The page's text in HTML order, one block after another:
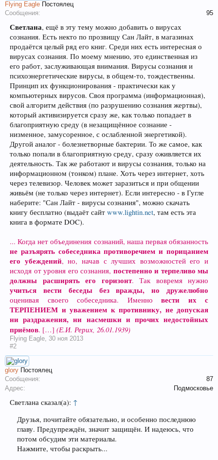
Flying Eagle Постоялец
Сообщения:
95
Светлана, ещё в эту тему можно добавить о вирусах
сознания. Есть некто по прозвищу Сан Лайт, в магазинах
продаётся целый ряд его книг. Среди них есть интересная о
вирусах сознания. По моему мнению, это единственная из
его работ, заслуживающая внимания. Вирусы сознания и
психоэнергетические вирусы, в общем-то, тождественны.
Принцип их функционирования - практически как у
компьютерных вирусов. Своя программа (информационная),
свой алгоритм действия (по разрушению сознания жертвы),
который активизируется сразу же, как только попадает в
благоприятную среду (в незащищённое сознание -
низменное, замусоренное, с ослабленной энергетикой).
Другой аналог - болезнетворные бактерии. То же самое, как
только попали в благоприятную среду, сразу оживляется их
деятельность. Так же работают и вирусы сознания, только на
информационном (тонком) плане. Хоть через интернет, хоть
через телевизор. Человек может заразиться и при общении
живьём (не только через интернет). Если интересно - в Гугле
наберите: "Сан Лайт - вирусы сознания", можно скачать
книгу бесплатно (выдаёт сайт www.lightin.net, там есть эта
книга в формате DOC).
... Когда нет объединения сознаний, наша первая обязанность
не разъярять собеседника противоречием и порицанием
его убеждений, но, начав с лучших возможностей его и
исходя от уровня его сознания, постепенно и терпеливо мы
должны расширять его горизонт. Так вовремя нужно
учиться вести беседы без вражды, но дружелюбно
оценивая своего собеседника. Именно вести их с
ТЕРПЕНИЕМ и уважением к противнику, не допуская
ни раздражения, ни насмешки и прочих недостойных
приёмов. […] (Е.И. Рерих, 26.01.1939)
Flying Eagle, 30 ноя 2013
#2
glory Постоялец
Сообщения:
87
Адрес:
Подмосковье
Светлана сказал(а): ↑
Друзья, почитайте обязательно, и особенно последнюю
главу. Предупреждён, значит защищён. И надеюсь, что
потом обсудим эти материалы.
Нажмите, чтобы раскрыть...